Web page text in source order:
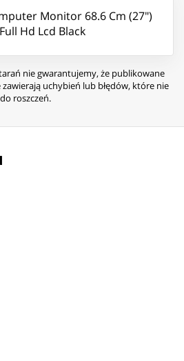
Monitor 68.6 Cm (27")
Hd Lcd Black
nie gwarantujemy, że publikowane
uchybień lub błędów, które nie
roszczeń.